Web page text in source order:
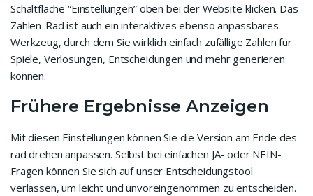
Schaltfläche “Einstellungen” oben bei der Website klicken. Das
Zahlen-Rad ist auch ein interaktives ebenso anpassbares
Werkzeug, durch dem Sie wirklich einfach zufällige Zahlen für
Spiele, Verlosungen, Entscheidungen und mehr generieren
können.
Frühere Ergebnisse Anzeigen
Mit diesen Einstellungen können Sie die Version am Ende des
rad drehen anpassen. Selbst bei einfachen JA- oder NEIN-
Fragen können Sie sich auf unser Entscheidungstool
verlassen, um leicht und unvoreingenommen zu entscheiden.